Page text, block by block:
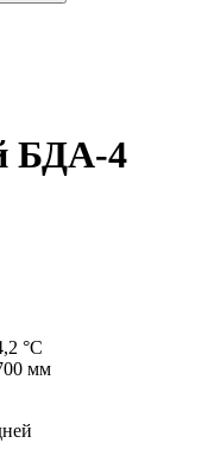
БДА-4
°С
мм